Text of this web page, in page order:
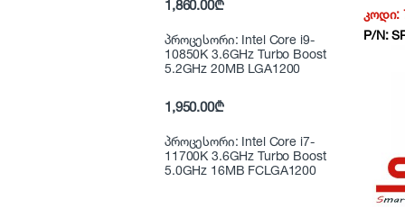
230V
კოდი:
P/N:
1,860.00₾
პროცესორი: Intel Core i9-
10850K 3.6GHz Turbo Boost
5.2GHz 20MB LGA1200
1,950.00₾
პროცესორი: Intel Core i7-
11700K 3.6GHz Turbo Boost
5.0GHz 16MB FCLGA1200